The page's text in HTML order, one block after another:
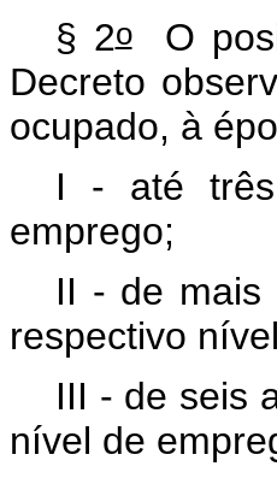
§ 2oO
Decreto
ocupado, à
I - até três
emprego;
II - de mais
respectivo
III - de seis
nível de